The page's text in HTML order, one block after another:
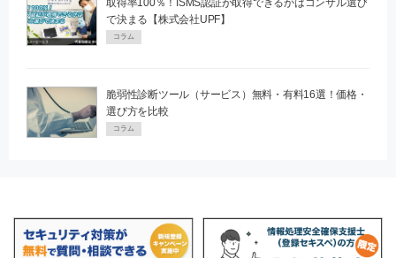
取得率100％！ISMS認証が取得できるかはコンサル選び
で決まる【株式会社UPF】
コラム
脆弱性診断ツール（サービス）無料・有料16選！価格・
選び方を比較
コラム